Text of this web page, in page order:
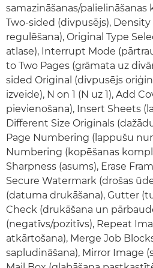
samazināšanas/palielināšanas
Two-sided (divpusējs),
regulēšana), Original Type
atlase), Interrupt Mode
to Two Pages (grāmata uz
sided Original (divpusējs
izveide), N on 1 (N uz 1), Add
pievienošana), Insert Sheets
Different Size Originals
Page Numbering (lappušu
Numbering (kopēšanas
Sharpness (asums), Erase
Secure Watermark (drošas
(datuma drukāšana), Gutter
Check (drukāšana un
(negatīvs/pozitīvs), Repeat
atkārtošana), Merge Job
sapludināšana), Mirror Image